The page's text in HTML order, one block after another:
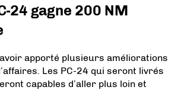
24 gagne 200 NM
apporté plusieurs améliorations
Les PC-24 qui seront livrés
capables d’aller plus loin et